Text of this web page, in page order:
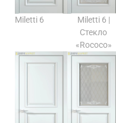
Miletti 6
Miletti 6 |
Стекло
«Rococo»